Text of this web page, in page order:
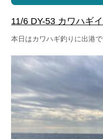
ボート免許
長年の実績と信頼！
お問い合わせ
採用情報
Recruit
11/6 DY-53 カワハギ
本日はカワハギ釣りに出港で